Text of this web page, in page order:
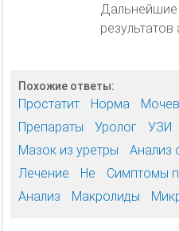
Дальнейшие
результатов
Похожие ответы:
Простатит Норма
Препараты
Уролог УЗИ
Мазок из уретры
Анализ
Лечение
Не Симптомы
Анализ
Макролиды